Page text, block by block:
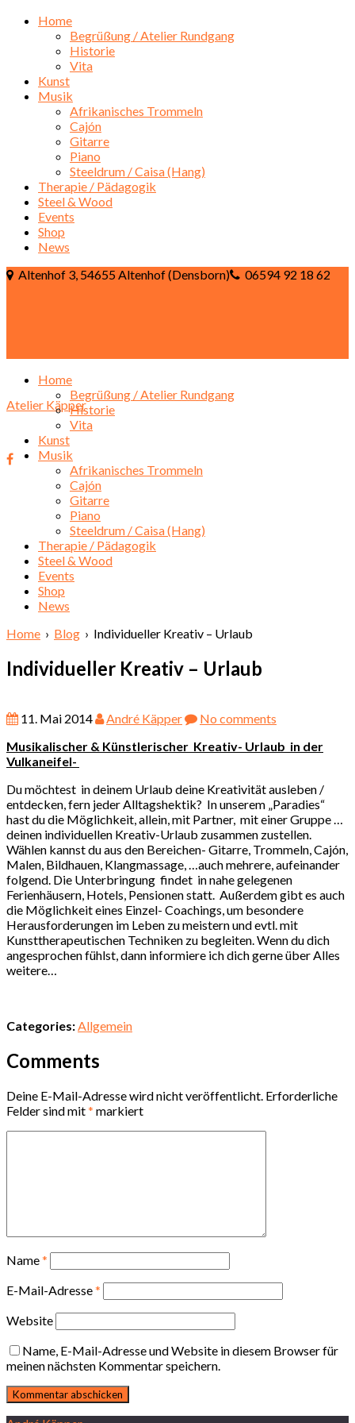
Home
Begrüßung / Atelier Rundgang
Historie
Vita
Kunst
Musik
Afrikanisches Trommeln
Cajón
Gitarre
Piano
Steeldrum / Caisa (Hang)
Therapie / Pädagogik
Steel & Wood
Events
Shop
News
Altenhof 3, 54655 Altenhof (Densborn)
06594 92 18 62
Atelier Käpper
Home
Begrüßung / Atelier Rundgang
Historie
Vita
Kunst
Musik
Afrikanisches Trommeln
Cajón
Gitarre
Piano
Steeldrum / Caisa (Hang)
Therapie / Pädagogik
Steel & Wood
Events
Shop
News
Home › Blog › Individueller Kreativ – Urlaub
Individueller Kreativ – Urlaub
11. Mai 2014 André Käpper
No comments
Musikalischer & Künstlerischer Kreativ- Urlaub in der
Vulkaneifel-
Du möchtest in deinem Urlaub deine Kreativität ausleben /
entdecken, fern jeder Alltagshektik? In unserem „Paradies“
hast du die Möglichkeit, allein, mit Partner, mit einer Gruppe …
deinen individuellen Kreativ-Urlaub zusammen zustellen.
Wählen kannst du aus den Bereichen- Gitarre, Trommeln, Cajón,
Malen, Bildhauen, Klangmassage, …auch mehrere, aufeinander
folgend. Die Unterbringung findet in nahe gelegenen
Ferienhäusern, Hotels, Pensionen statt. Außerdem gibt es auch
die Möglichkeit eines Einzel- Coachings, um besondere
Herausforderungen im Leben zu meistern und evtl. mit
Kunsttherapeutischen Techniken zu begleiten. Wenn du dich
angesprochen fühlst, dann informiere ich dich gerne über Alles
weitere…
Categories:Allgemein
Comments
Deine E-Mail-Adresse wird nicht veröffentlicht. Erforderliche
Felder sind mit* markiert
Name*
E-Mail-Adresse*
Website
Name, E-Mail-Adresse und Website in diesem Browser für
meinen nächsten Kommentar speichern.